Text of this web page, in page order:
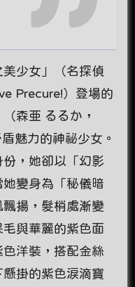
少女」（名探偵
Precure!）登場的
森亜 るるか，
魅力的神祕少女。
，她卻以「幻影
變身為「秘儀暗
揚，髮梢處漸變
與華麗的紫色面
洋裝，搭配金絲
掛的紫色淚滴寶